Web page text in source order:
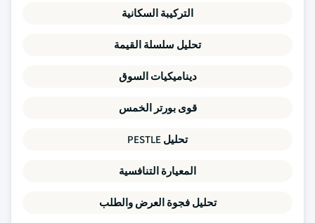
التركيبة السكانية
تحليل سلسلة القيمة
ديناميكيات السوق
قوى بورتر الخمس
تحليل PESTLE
المعيارة التنافسية
تحليل فجوة العرض والطلب